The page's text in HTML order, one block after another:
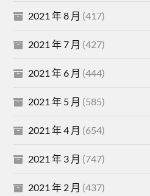
2021 年 8 月 (417)
2021 年 7 月 (427)
2021 年 6 月 (444)
2021 年 5 月 (585)
2021 年 4 月 (654)
2021 年 3 月 (747)
2021 年 2 月 (437)